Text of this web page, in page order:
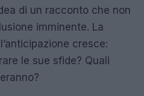
di un racconto che non
imminente. La
cresce:
le sue sfide? Quali